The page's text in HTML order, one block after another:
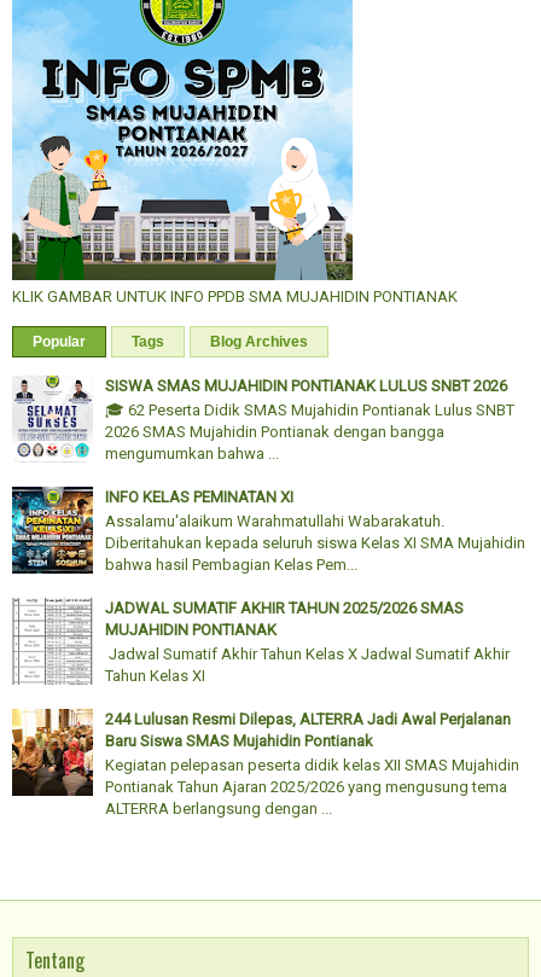
KLIK GAMBAR UNTUK INFO PPDB SMA MUJAHIDIN PONTIANAK
Popular Tags Blog Archives
SISWA SMAS MUJAHIDIN PONTIANAK LULUS SNBT 2026
🎓 62 Peserta Didik SMAS Mujahidin Pontianak Lulus SNBT
2026 SMAS Mujahidin Pontianak dengan bangga
mengumumkan bahwa ...
INFO KELAS PEMINATAN XI
Assalamu'alaikum Warahmatullahi Wabarakatuh.
Diberitahukan kepada seluruh siswa Kelas XI SMA Mujahidin
bahwa hasil Pembagian Kelas Pem...
JADWAL SUMATIF AKHIR TAHUN 2025/2026 SMAS
MUJAHIDIN PONTIANAK
Jadwal Sumatif Akhir Tahun Kelas X Jadwal Sumatif Akhir
Tahun Kelas XI
244 Lulusan Resmi Dilepas, ALTERRA Jadi Awal Perjalanan
Baru Siswa SMAS Mujahidin Pontianak
Kegiatan pelepasan peserta didik kelas XII SMAS Mujahidin
Pontianak Tahun Ajaran 2025/2026 yang mengusung tema
ALTERRA berlangsung dengan ...
Tentang